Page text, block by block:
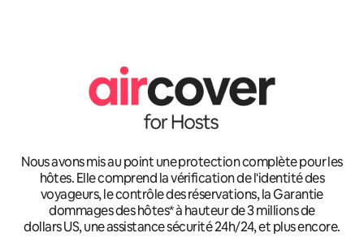
Nous avons mis au point une protection complète pour les
hôtes. Elle comprend la vérification de l'identité des
voyageurs, le contrôle des réservations, la Garantie
dommages des hôtes* à hauteur de 3 millions de
dollars US, une assistance sécurité 24h/24, et plus encore.